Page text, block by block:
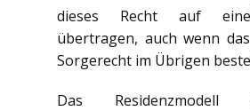
dieses Recht auf
übertragen, auch wenn
Sorgerecht im Übrigen
Das